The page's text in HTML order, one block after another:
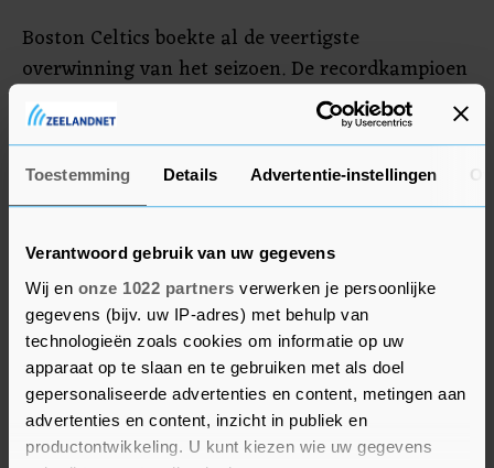
Toestemming Details Advertentie-instellingen
Verantwoord gebruik van uw gegevens
Wij en onze 1022 partners verwerken je persoonlijke
gegevens (bijv. uw IP-adres) met behulp van
technologieën zoals cookies om informatie op uw
apparaat op te slaan en te gebruiken met als doel
gepersonaliseerde advertenties en content, metingen aan
advertenties en content, inzicht in publiek en
productontwikkeling. U kunt kiezen wie uw gegevens
Boston Celtics boekte al de veertigste
overwinning van het seizoen. De recordkampioen
had in Washington Wizards een pittige
tegenstander, maar zegevierde wel: 133-129. Geen
van de andere teams in de NBA won vaker dan 36
keer tot nu toe dit seizoen. Jayson Tatum was
Porzingis droeg 34 punten bij.